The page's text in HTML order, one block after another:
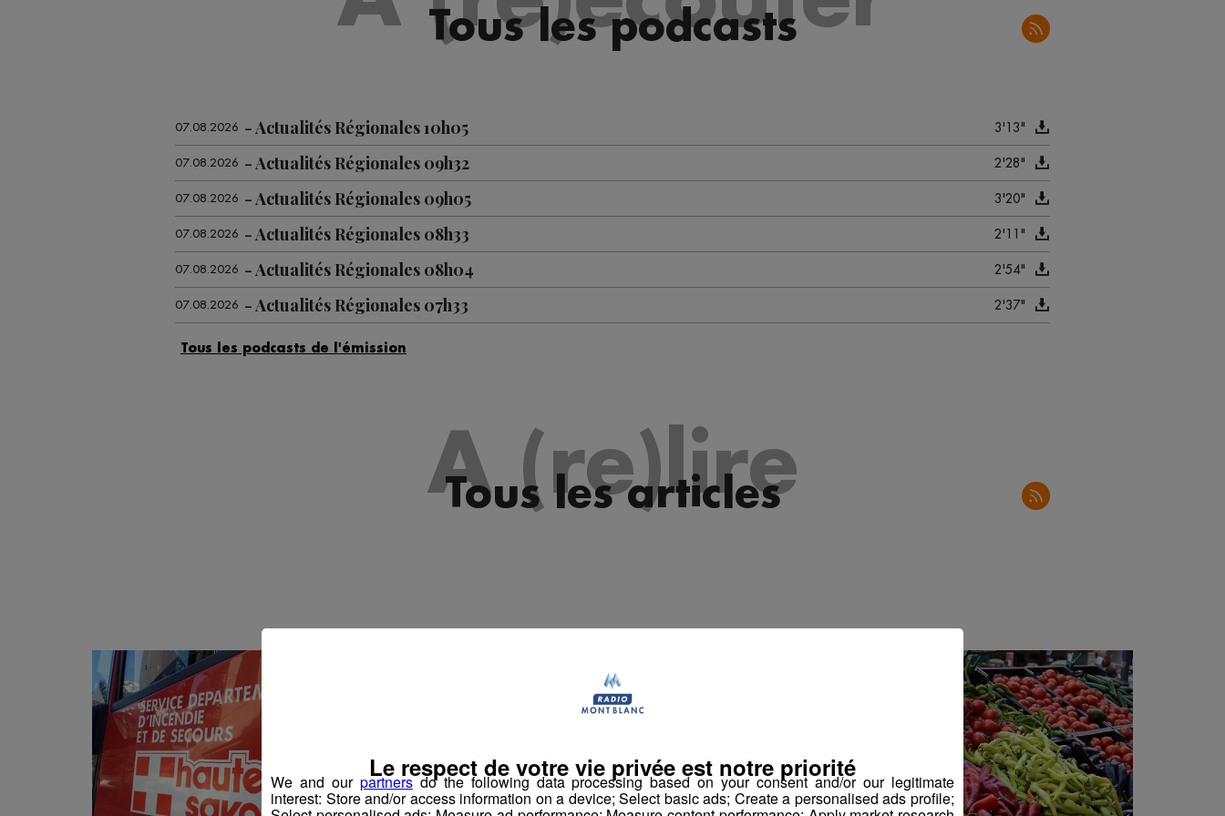
Tous les podcasts
07.08.2026 Actualités Régionales 10h05 3'13"
07.08.2026 Actualités Régionales 09h32 2'28"
07.08.2026 Actualités Régionales 09h05 3'20"
07.08.2026 Actualités Régionales 08h33 2'11"
07.08.2026 Actualités Régionales 08h04 2'54"
07.08.2026 Actualités Régionales 07h33 2'37"
07.08.2026 Actualités Régionales 07h03
Actualités Régionales 09h04
Actualités Régionales 08h33
Actualités Régionales 10h04
05.08.2026 Actualités Régionales 09h33 2'30"
05.08.2026 Actualités Régionales 09h04 2'50"
05.08.2026 2'31"
05.08.2026 Actualités Régionales 08h04 2'34"
05.08.2026 Actualités Régionales 07h34 2'34"
A (re)lire
Tous les articles
We and our partnersdo the following data processing based on your consent and/or our legitimate
interest: Store and/or access information on a device; Select basic ads; Create a personalised ads profile;
Le respect de votre vie privée est notre priorité